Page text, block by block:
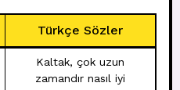
Türkçe Sözler
Kaltak, çok uzun
zamandır nasıl iyi